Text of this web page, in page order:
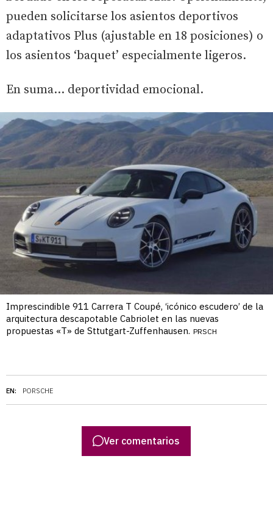
EN: PORSCHE
pueden solicitarse los asientos deportivos
adaptativos Plus (ajustable en 18 posiciones) o
los asientos ‘baquet’ especialmente ligeros.
En suma… deportividad emocional.
Imprescindible 911 Carrera T Coupé, ‘icónico escudero’ de la
arquitectura descapotable Cabriolet en las nuevas
propuestas «T» de Sttutgart-Zuffenhausen. PRSCH
Ver comentarios